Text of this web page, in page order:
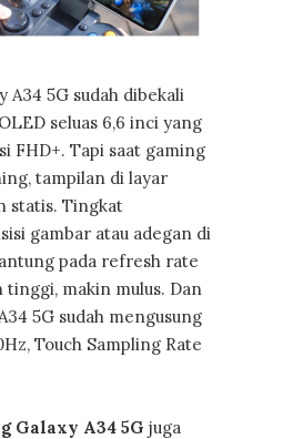
A34 5G sudah dibekali
seluas 6,6 inci yang
FHD+. Tapi saat gaming
tampilan di layar
statis. Tingkat
gambar atau adegan di
pada refresh rate
tinggi, makin mulus. Dan
5G sudah mengusung
Touch Sampling Rate
Galaxy A34 5G juga